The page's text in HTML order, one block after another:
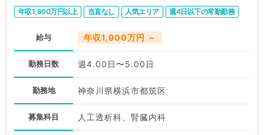
年収1,800万円以上 当直なし 人気エリア 週4日以下の常勤勤務
給与 年収1,900万円 ～
勤務日数 週4.00日〜5.00日
勤務地 神奈川県横浜市都筑区
募集科目 人工透析科、腎臓内科